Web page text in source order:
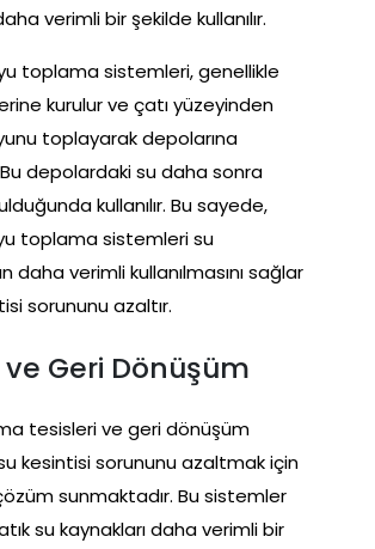
verimli bir şekilde kullanılır.
toplama sistemleri, genellikle
kurulur ve çatı yüzeyinden
toplayarak depolarına
depolardaki su daha sonra
kullanılır. Bu sayede,
toplama sistemleri su
daha verimli kullanılmasını sağlar
sorununu azaltır.
ve Geri Dönüşüm
tesisleri ve geri dönüşüm
kesintisi sorununu azaltmak için
sunmaktadır. Bu sistemler
su kaynakları daha verimli bir